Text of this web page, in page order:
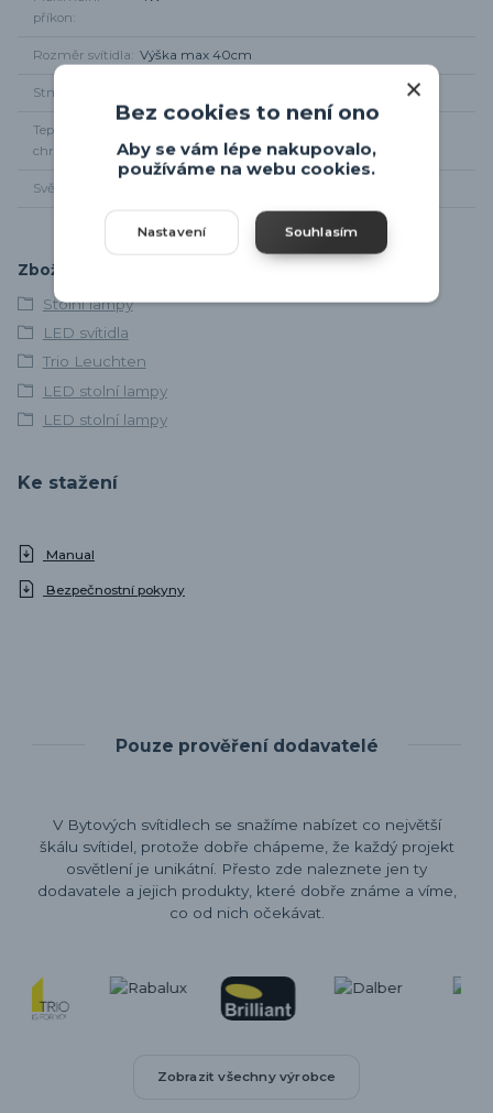
příkon
Rozměr svítidla Výška max 40cm
Stmívání
Teplota
chromatičnosti
Světelný tok
Zboží zařazeno v kategoriích
Stolní lampy
LED svítidla
Trio Leuchten
LED stolní lampy
LED stolní lampy
Ke stažení
Manual
Bezpečnostní pokyny
Pouze prověření dodavatelé
V Bytových svítidlech se snažíme nabízet co největší
škálu svítidel, protože dobře chápeme, že každý projekt
osvětlení je unikátní. Přesto zde naleznete jen ty
dodavatele a jejich produkty, které dobře známe a víme,
co od nich očekávat.
Zobrazit všechny výrobce
Bez cookies to není ono
Aby se vám lépe nakupovalo,
používáme na webu cookies.
Nastavení Souhlasím